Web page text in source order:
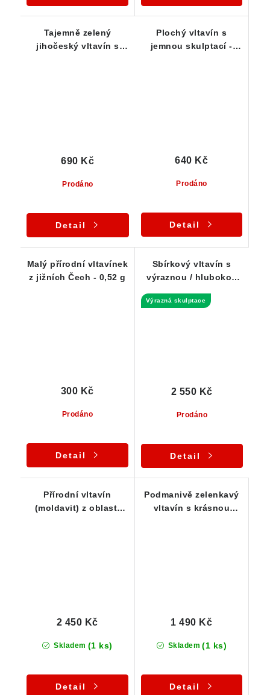
Tajemně zelený
jihočeský vltavín s
Prodáno
690 Kč
Detail
Plochý vltavín s
jemnou skulptací -
Prodáno
640 Kč
Detail
Malý přírodní vltavínek
z jižních Čech - 0,52 g
Prodáno
300 Kč
Detail
Sbírkový vltavín s
výraznou / hlubokou
Výrazná skulptace
Prodáno
2 550 Kč
Detail
Přírodní vltavín
(moldavit) z oblasti
Skladem (1 ks)
2 450 Kč
Detail
Podmanivě zelenkavý
vltavín s krásnou
Skladem (1 ks)
1 490 Kč
Detail